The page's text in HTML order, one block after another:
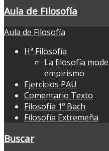
Aula de Filosofía
Aula de Filosofía
Hª Filosofía
La filosofía
empirismo
Ejercicios PAU
Comentario Texto
Filosofía 1º Bach
Filosofía Extremeña
Buscar